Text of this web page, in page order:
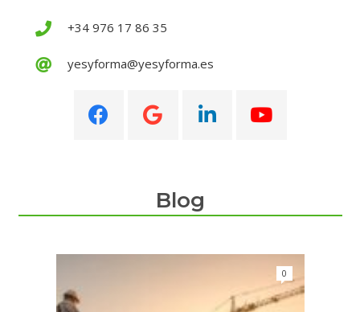
+34 976 17 86 35
yesyforma@yesyforma.es
Blog
0